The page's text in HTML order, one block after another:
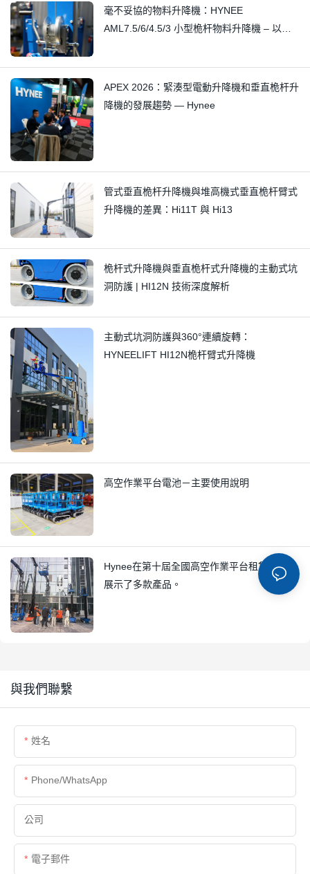
毫不妥協的物料升降機：HYNEE
AML7.5/6/4.5/3 小型桅杆物料升降機 – 以精
APEX 2026：緊湊型電動升降機和垂直桅杆升
降機的發展趨勢 — Hynee
管式垂直桅杆升降機與堆高機式垂直桅杆臂式
升降機的差異：Hi11T 與 Hi13
桅杆式升降機與垂直桅杆式升降機的主動式坑
洞防護 | HI12N 技術深度解析
主動式坑洞防護與360°連續旋轉：
HYNEELIFT HI12N桅杆臂式升降機
高空作業平台電池－主要使用說明
Hynee在第十屆全國高空作業平台租賃大會上
展示了多款產品。
與我們聯繫
姓名
Phone/whatsApp
公司
電子郵件